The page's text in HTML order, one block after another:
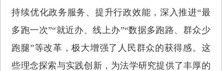
持续优化政务服务、提升行政效能，深入推进“最
多跑一次”“就近办、线上办”“数据多跑路、群众少
跑腿”等改革，极大增强了人民群众的获得感。这
些理念探索与实践创新，为法学研究提供了丰厚的